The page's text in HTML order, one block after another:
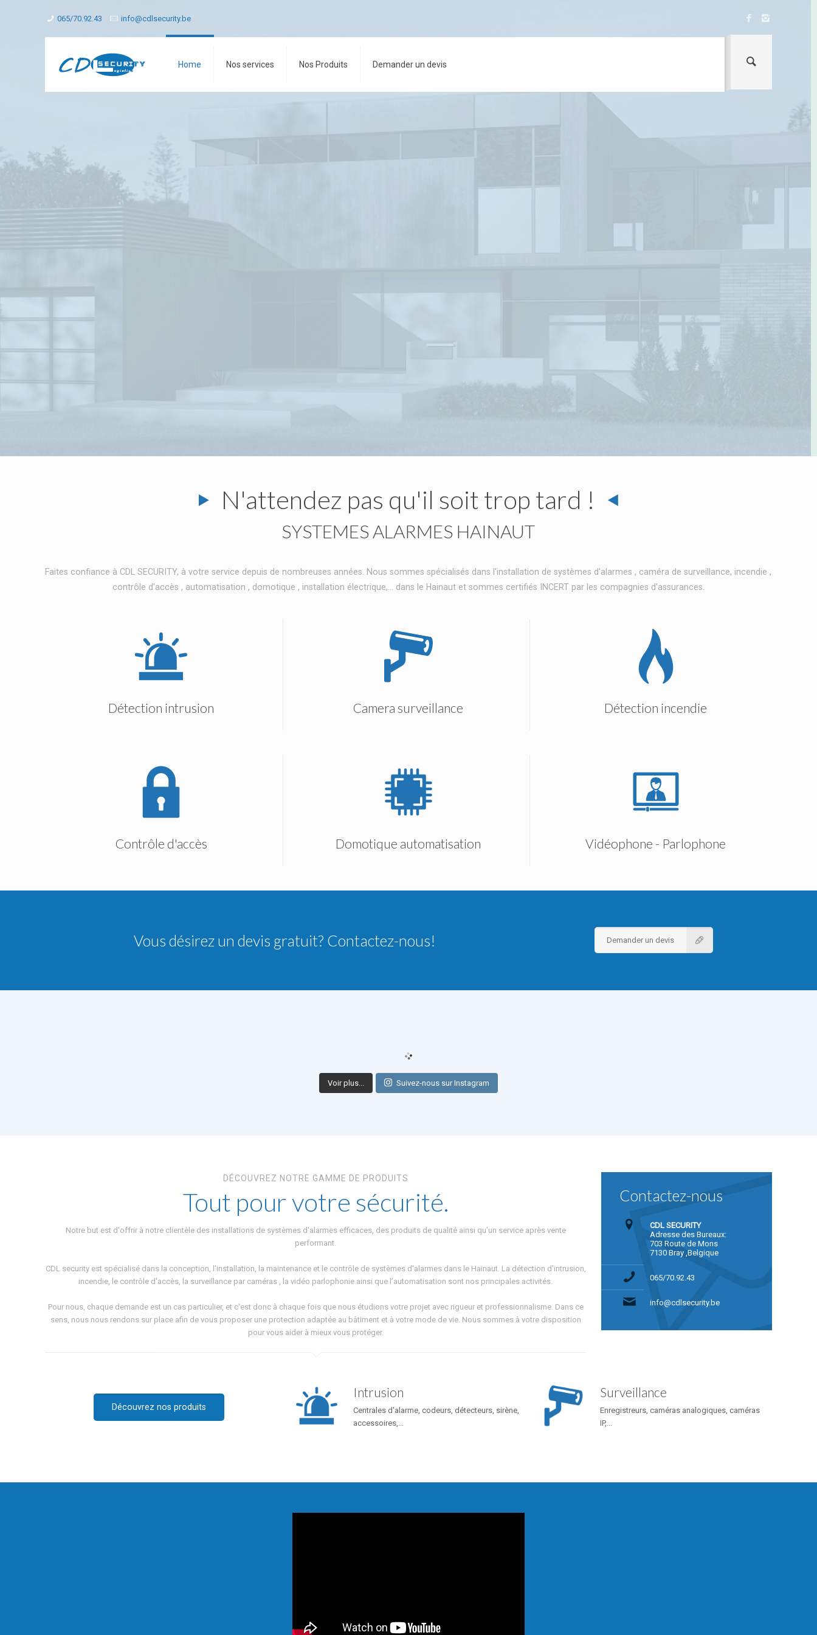
065/70.92.43 info@cdlsecurity.be
Home Nos services Nos Produits Demander un devis
N'attendez pas qu'il soit trop tard !
SYSTEMES ALARMES HAINAUT
Faites confiance à CDL SECURITY, à votre service depuis de nombreuses années. Nous sommes spécialisés dans l'installation de systèmes d'alarmes , caméra de surveillance, incendie ,
contrôle d'accès , automatisation , domotique , installation électrique,... dans le Hainaut et sommes certifiés INCERT par les compagnies d'assurances.
Détection intrusion Camera surveillance Détection incendie
Contrôle d'accès Domotique automatisation Vidéophone - Parlophone
Vous désirez un devis gratuit? Contactez-nous! Demander un devis
Voir plus... Suivez-nous sur Instagram
DÉCOUVREZ NOTRE GAMME DE PRODUITS
Tout pour votre sécurité.
Notre but est d'offrir à notre clientèle des installations de systèmes d'alarmes efficaces, des produits de qualité ainsi qu'un service après vente
performant.
CDL security est spécialisé dans la conception, l'installation, la maintenance et le contrôle de systèmes d'alarmes dans le Hainaut. La détection d'intrusion,
incendie, le contrôle d'accès, la surveillance par caméras , la vidéo parlophonie ainsi que l’automatisation sont nos principales activités.
Pour nous, chaque demande est un cas particulier, et c'est donc à chaque fois que nous étudions votre projet avec rigueur et professionnalisme. Dans ce
sens, nous nous rendons sur place afin de vous proposer une protection adaptée au bâtiment et à votre mode de vie. Nous sommes à votre disposition
pour vous aider à mieux vous protéger.
Contactez-nous
CDL SECURITY
Adresse des Bureaux:
703 Route de Mons
7130 Bray ,Belgique
065/70.92.43
info@cdlsecurity.be
Découvrez nos produits
Intrusion
Centrales d'alarme, codeurs, détecteurs, sirène,
accessoires,...
Surveillance
Enregistreurs, caméras analogiques, caméras
IP,...